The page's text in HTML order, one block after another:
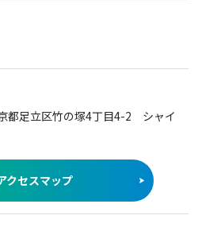
都足立区竹の塚4丁目4-2 シャイ
クセスマップ